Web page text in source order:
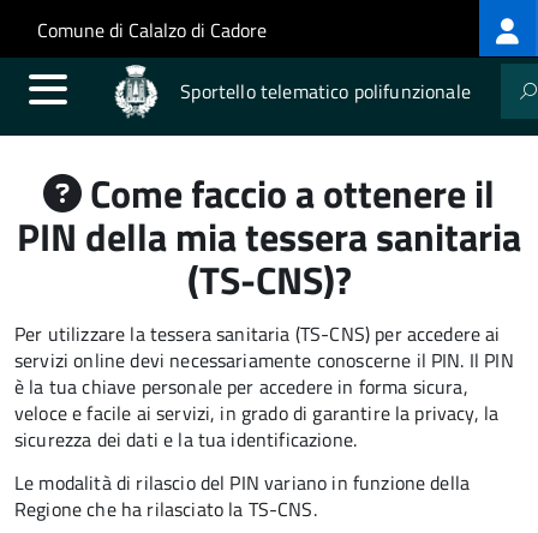
Salta al contenuto principale
Skip to site navigation
Comune di Calalzo di Cadore
Sportello telematico polifunzionale
Come faccio a ottenere il
PIN della mia tessera sanitaria
(TS-CNS)?
Per utilizzare la tessera sanitaria (TS-CNS) per accedere ai
servizi online devi necessariamente conoscerne il PIN. Il PIN
è la tua chiave personale per accedere in forma sicura,
veloce e facile ai servizi, in grado di garantire la privacy, la
sicurezza dei dati e la tua identificazione.
Le modalità di rilascio del PIN variano in funzione della
Regione che ha rilasciato la TS-CNS.